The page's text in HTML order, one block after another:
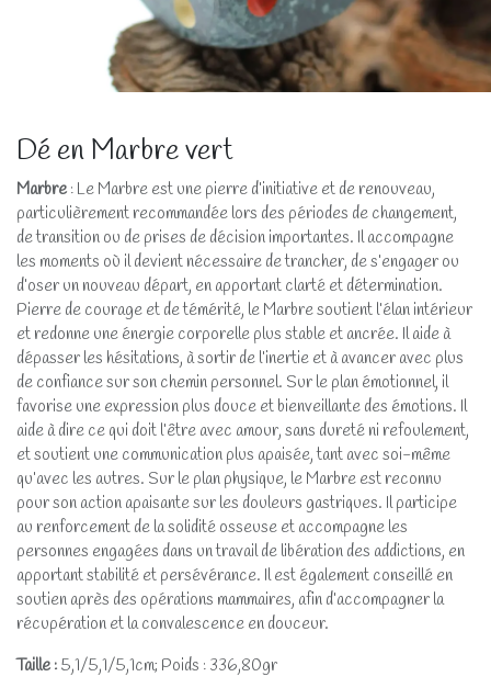
Dé en Marbre vert
Marbre : Le Marbre est une pierre d’initiative et de renouveau,
particulièrement recommandée lors des périodes de changement,
de transition ou de prises de décision importantes. Il accompagne
les moments où il devient nécessaire de trancher, de s’engager ou
d’oser un nouveau départ, en apportant clarté et détermination.
Pierre de courage et de témérité, le Marbre soutient l’élan intérieur
et redonne une énergie corporelle plus stable et ancrée. Il aide à
dépasser les hésitations, à sortir de l’inertie et à avancer avec plus
de confiance sur son chemin personnel. Sur le plan émotionnel, il
favorise une expression plus douce et bienveillante des émotions. Il
aide à dire ce qui doit l’être avec amour, sans dureté ni refoulement,
et soutient une communication plus apaisée, tant avec soi-même
qu’avec les autres. Sur le plan physique, le Marbre est reconnu
pour son action apaisante sur les douleurs gastriques. Il participe
au renforcement de la solidité osseuse et accompagne les
personnes engagées dans un travail de libération des addictions, en
apportant stabilité et persévérance. Il est également conseillé en
soutien après des opérations mammaires, afin d’accompagner la
récupération et la convalescence en douceur.
Taille : 5,1/5,1/5,1cm; Poids : 336,80gr